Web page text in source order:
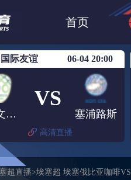
首页
国际友谊 06-04 20:00
斯洛文尼亚
VS
塞浦路斯
高清直播
超直播>埃塞超 埃塞俄比亚咖啡